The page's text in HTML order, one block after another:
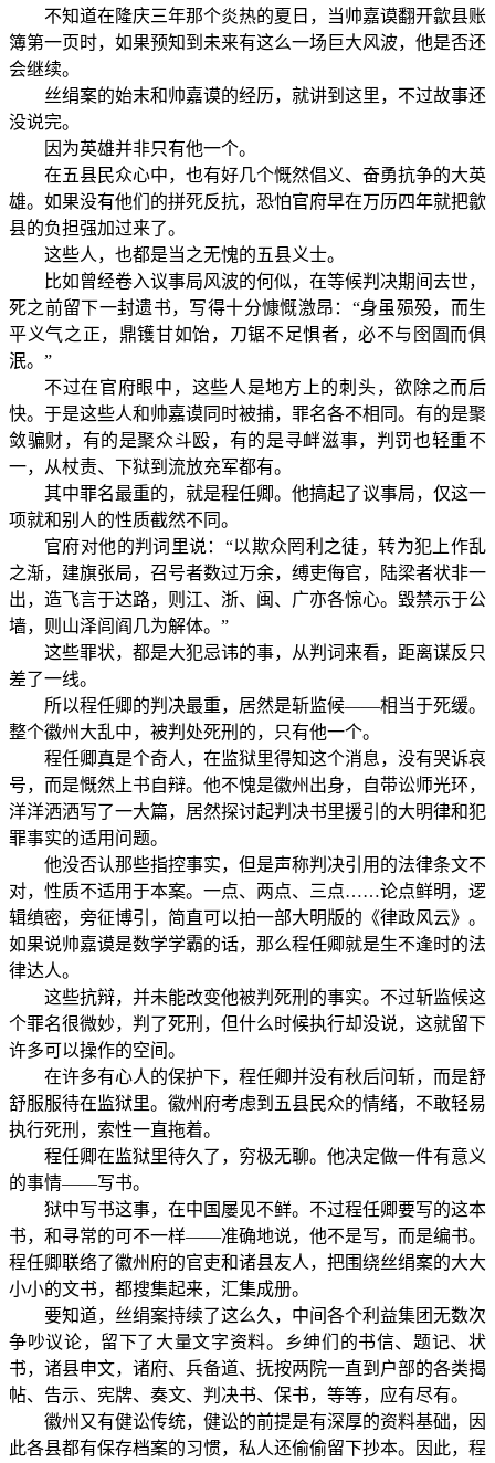
不知道在隆庆三年那个炎热的夏日，当帅嘉谟翻开歙县账
簿第一页时，如果预知到未来有这么一场巨大风波，他是否还
会继续。
丝绢案的始末和帅嘉谟的经历，就讲到这里，不过故事还
没说完。
因为英雄并非只有他一个。
在五县民众心中，也有好几个慨然倡义、奋勇抗争的大英
雄。如果没有他们的拼死反抗，恐怕官府早在万历四年就把歙
县的负担强加过来了。
这些人，也都是当之无愧的五县义士。
比如曾经卷入议事局风波的何似，在等候判决期间去世，
死之前留下一封遗书，写得十分慷慨激昂：“身虽殒殁，而生
平义气之正，鼎镬甘如饴，刀锯不足惧者，必不与囹圄而俱
泯。”
不过在官府眼中，这些人是地方上的刺头，欲除之而后
快。于是这些人和帅嘉谟同时被捕，罪名各不相同。有的是聚
敛骗财，有的是聚众斗殴，有的是寻衅滋事，判罚也轻重不
一，从杖责、下狱到流放充军都有。
其中罪名最重的，就是程任卿。他搞起了议事局，仅这一
项就和别人的性质截然不同。
官府对他的判词里说：“以欺众罔利之徒，转为犯上作乱
之渐，建旗张局，召号者数过万余，缚吏侮官，陆梁者状非一
出，造飞言于达路，则江、浙、闽、广亦各惊心。毀禁示于公
墙，则山泽闾阎几为解体。”
这些罪状，都是大犯忌讳的事，从判词来看，距离谋反只
差了一线。
所以程任卿的判决最重，居然是斩监候——相当于死缓。
整个徽州大乱中，被判处死刑的，只有他一个。
程任卿真是个奇人，在监狱里得知这个消息，没有哭诉哀
号，而是慨然上书自辩。他不愧是徽州出身，自带讼师光环，
洋洋洒洒写了一大篇，居然探讨起判决书里援引的大明律和犯
罪事实的适用问题。
他没否认那些指控事实，但是声称判决引用的法律条文不
对，性质不适用于本案。一点、两点、三点……论点鲜明，逻
辑缜密，旁征博引，简直可以拍一部大明版的《律政风云》。
如果说帅嘉谟是数学学霸的话，那么程任卿就是生不逢时的法
律达人。
这些抗辩，并未能改变他被判死刑的事实。不过斩监候这
个罪名很微妙，判了死刑，但什么时候执行却没说，这就留下
许多可以操作的空间。
在许多有心人的保护下，程任卿并没有秋后问斩，而是舒
舒服服待在监狱里。徽州府考虑到五县民众的情绪，不敢轻易
执行死刑，索性一直拖着。
程任卿在监狱里待久了，穷极无聊。他决定做一件有意义
的事情——写书。
狱中写书这事，在中国屡见不鲜。不过程任卿要写的这本
书，和寻常的可不一样——准确地说，他不是写，而是编书。
程任卿联络了徽州府的官吏和诸县友人，把围绕丝绢案的大大
小小的文书，都搜集起来，汇集成册。
要知道，丝绢案持续了这么久，中间各个利益集团无数次
争吵议论，留下了大量文字资料。乡绅们的书信、题记、状
书，诸县申文，诸府、兵备道、抚按两院一直到户部的各类揭
帖、告示、宪牌、奏文、判决书、保书，等等，应有尽有。
徽州又有健讼传统，健讼的前提是有深厚的资料基础，因
此各县都有保存档案的习惯，私人还偷偷留下抄本。因此，程